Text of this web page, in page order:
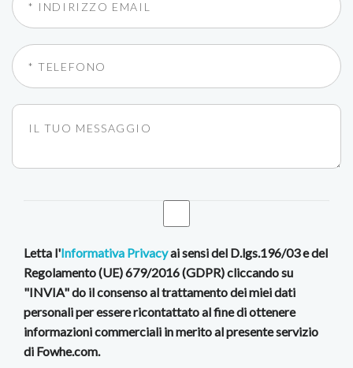
Letta l'Informativa Privacyai sensi del D.lgs.196/03 e del
Regolamento (UE) 679/2016 (GDPR) cliccando su
"INVIA" do il consenso al trattamento dei miei dati
personali per essere ricontattato al fine di ottenere
informazioni commerciali in merito al presente servizio
di Fowhe.com.